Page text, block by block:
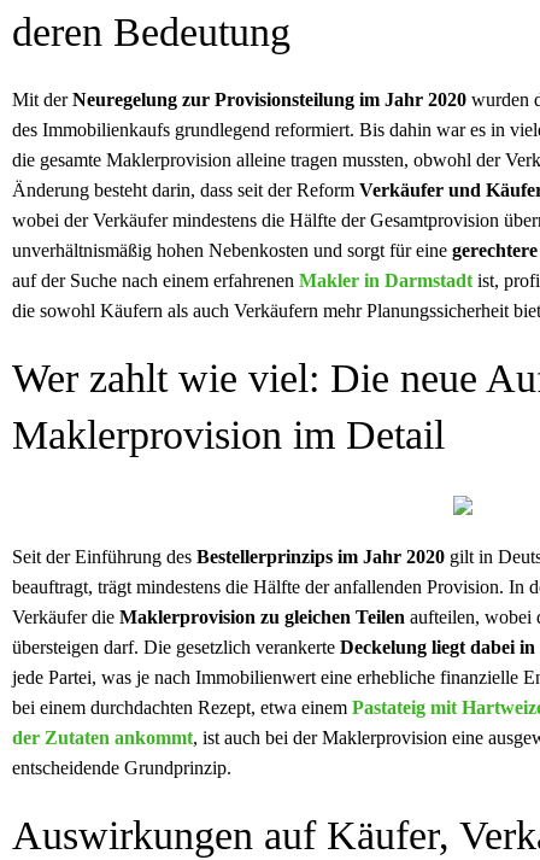
deren Bedeutung
Mit derNeuregelung zur Provisionsteilung im Jahr 2020 wurden
des Immobilienkaufs grundlegend reformiert. Bis dahin war es in
die gesamte Maklerprovision alleine tragen mussten, obwohl der
Änderung besteht darin, dass seit der Reform Verkäufer und
wobei der Verkäufer mindestens die Hälfte der Gesamtprovision
unverhältnismäßig hohen Nebenkosten und sorgt für eine
auf der Suche nach einem erfahrenen Makler in Darmstadt ist,
die sowohl Käufern als auch Verkäufern mehr Planungssicherheit
Wer zahlt wie viel: Die neue
Maklerprovision im Detail
Seit der Einführung des Bestellerprinzips im Jahr 2020 gilt in
beauftragt, trägt mindestens die Hälfte der anfallenden Provision. In
Verkäufer die Maklerprovision zu gleichen Teilen aufteilen, wobei
übersteigen darf. Die gesetzlich verankerte Deckelung liegt dabei
jede Partei, was je nach Immobilienwert eine erhebliche finanzielle
bei einem durchdachten Rezept, etwa einem Pastateig mit
der Zutaten ankommt, ist auch bei der Maklerprovision eine
entscheidende Grundprinzip.
Auswirkungen auf Käufer,